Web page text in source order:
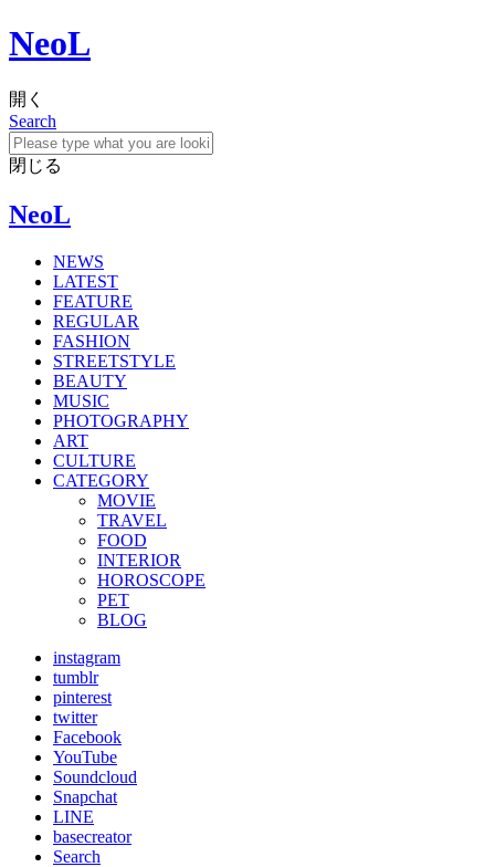
NeoL
開く
Search
閉じる
NeoL
NEWS
LATEST
FEATURE
REGULAR
FASHION
STREETSTYLE
BEAUTY
MUSIC
PHOTOGRAPHY
ART
CULTURE
CATEGORY
MOVIE
TRAVEL
FOOD
INTERIOR
HOROSCOPE
PET
BLOG
instagram
tumblr
pinterest
twitter
Facebook
YouTube
Soundcloud
Snapchat
LINE
basecreator
Search